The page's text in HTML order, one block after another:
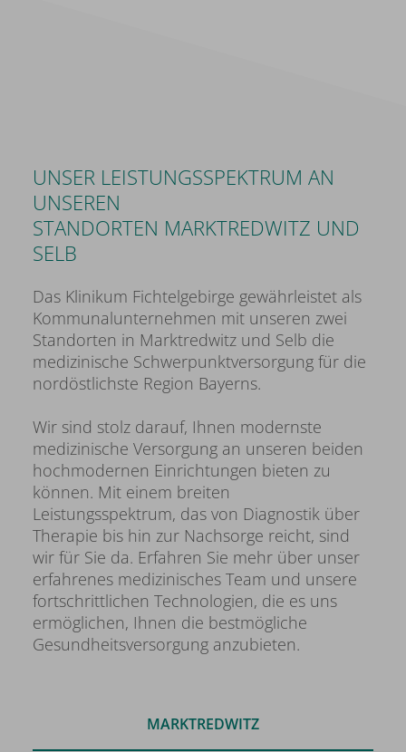
UNSER LEISTUNGSSPEKTRUM AN
UNSEREN
STANDORTEN MARKTREDWITZ UND
SELB
Das Klinikum Fichtelgebirge gewährleistet als
Kommunalunternehmen mit unseren zwei
Standorten in Marktredwitz und Selb die
medizinische Schwerpunktversorgung für die
nordöstlichste Region Bayerns.
Wir sind stolz darauf, Ihnen modernste
medizinische Versorgung an unseren beiden
hochmodernen Einrichtungen bieten zu
können. Mit einem breiten
Leistungsspektrum, das von Diagnostik über
Therapie bis hin zur Nachsorge reicht, sind
wir für Sie da. Erfahren Sie mehr über unser
erfahrenes medizinisches Team und unsere
fortschrittlichen Technologien, die es uns
ermöglichen, Ihnen die bestmögliche
Gesundheitsversorgung anzubieten.
MARKTREDWITZ